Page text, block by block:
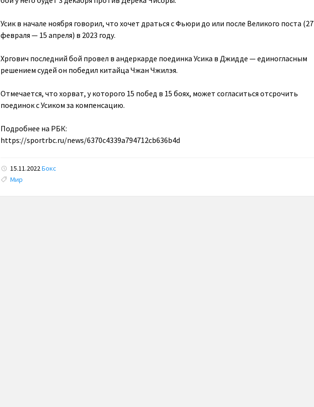
Усик в начале ноября говорил, что хочет драться с Фьюри до или после Великого поста (27
февраля — 15 апреля) в 2023 году.
Хргович последний бой провел в андеркарде поединка Усика в Джидде — единогласным
решением судей он победил китайца Чжан Чжилэя.
Отмечается, что хорват, у которого 15 побед в 15 боях, может согласиться отсрочить
поединок с Усиком за компенсацию.
Подробнее на РБК:
https://sportrbc.ru/news/6370c4339a794712cb636b4d
15.11.2022Бокс
Tags:
Мир